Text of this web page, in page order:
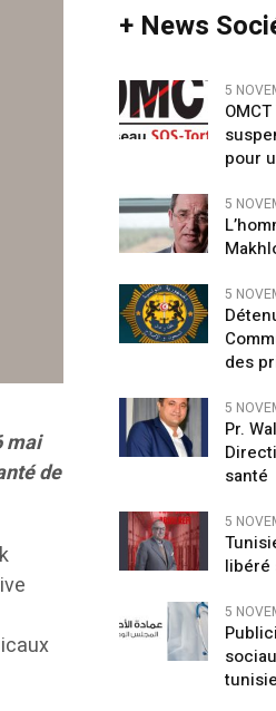
mai
de
+ News
5
pour
5
5
des
5
Pr.
santé
5
libéré
5